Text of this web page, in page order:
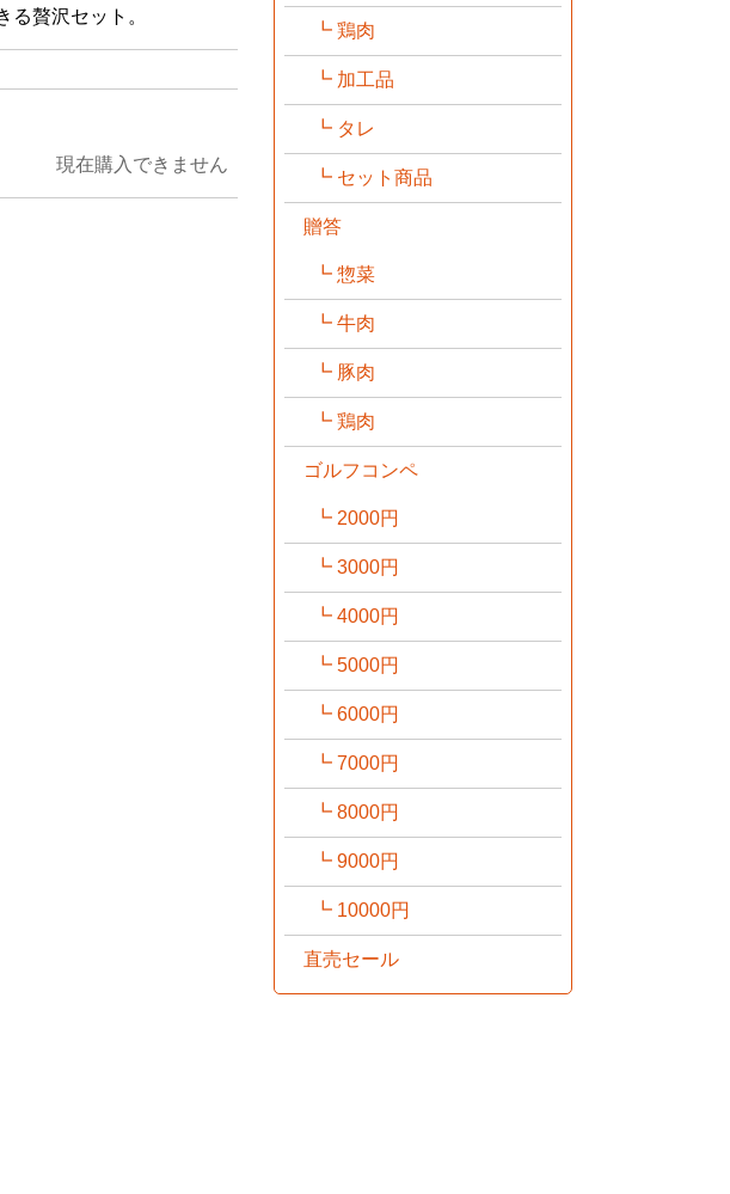
鶏肉
加工品
タレ
セット商品
贈答
惣菜
牛肉
豚肉
鶏肉
ゴルフコンペ
2000円
3000円
4000円
5000円
6000円
7000円
8000円
9000円
10000円
直売セール
る贅沢セット。
現在購入できません